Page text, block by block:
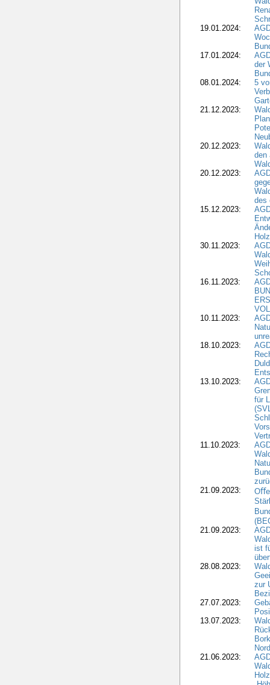
19.01.2024:
17.01.2024:
der
08.01.2024:
5
21.12.2023:
20.12.2023:
den
20.12.2023:
des
15.12.2023:
30.11.2023:
16.11.2023:
10.11.2023:
18.10.2023:
13.10.2023:
für
11.10.2023:
21.09.2023:
21.09.2023:
ist
28.08.2023:
zur
27.07.2023:
13.07.2023:
21.06.2023: